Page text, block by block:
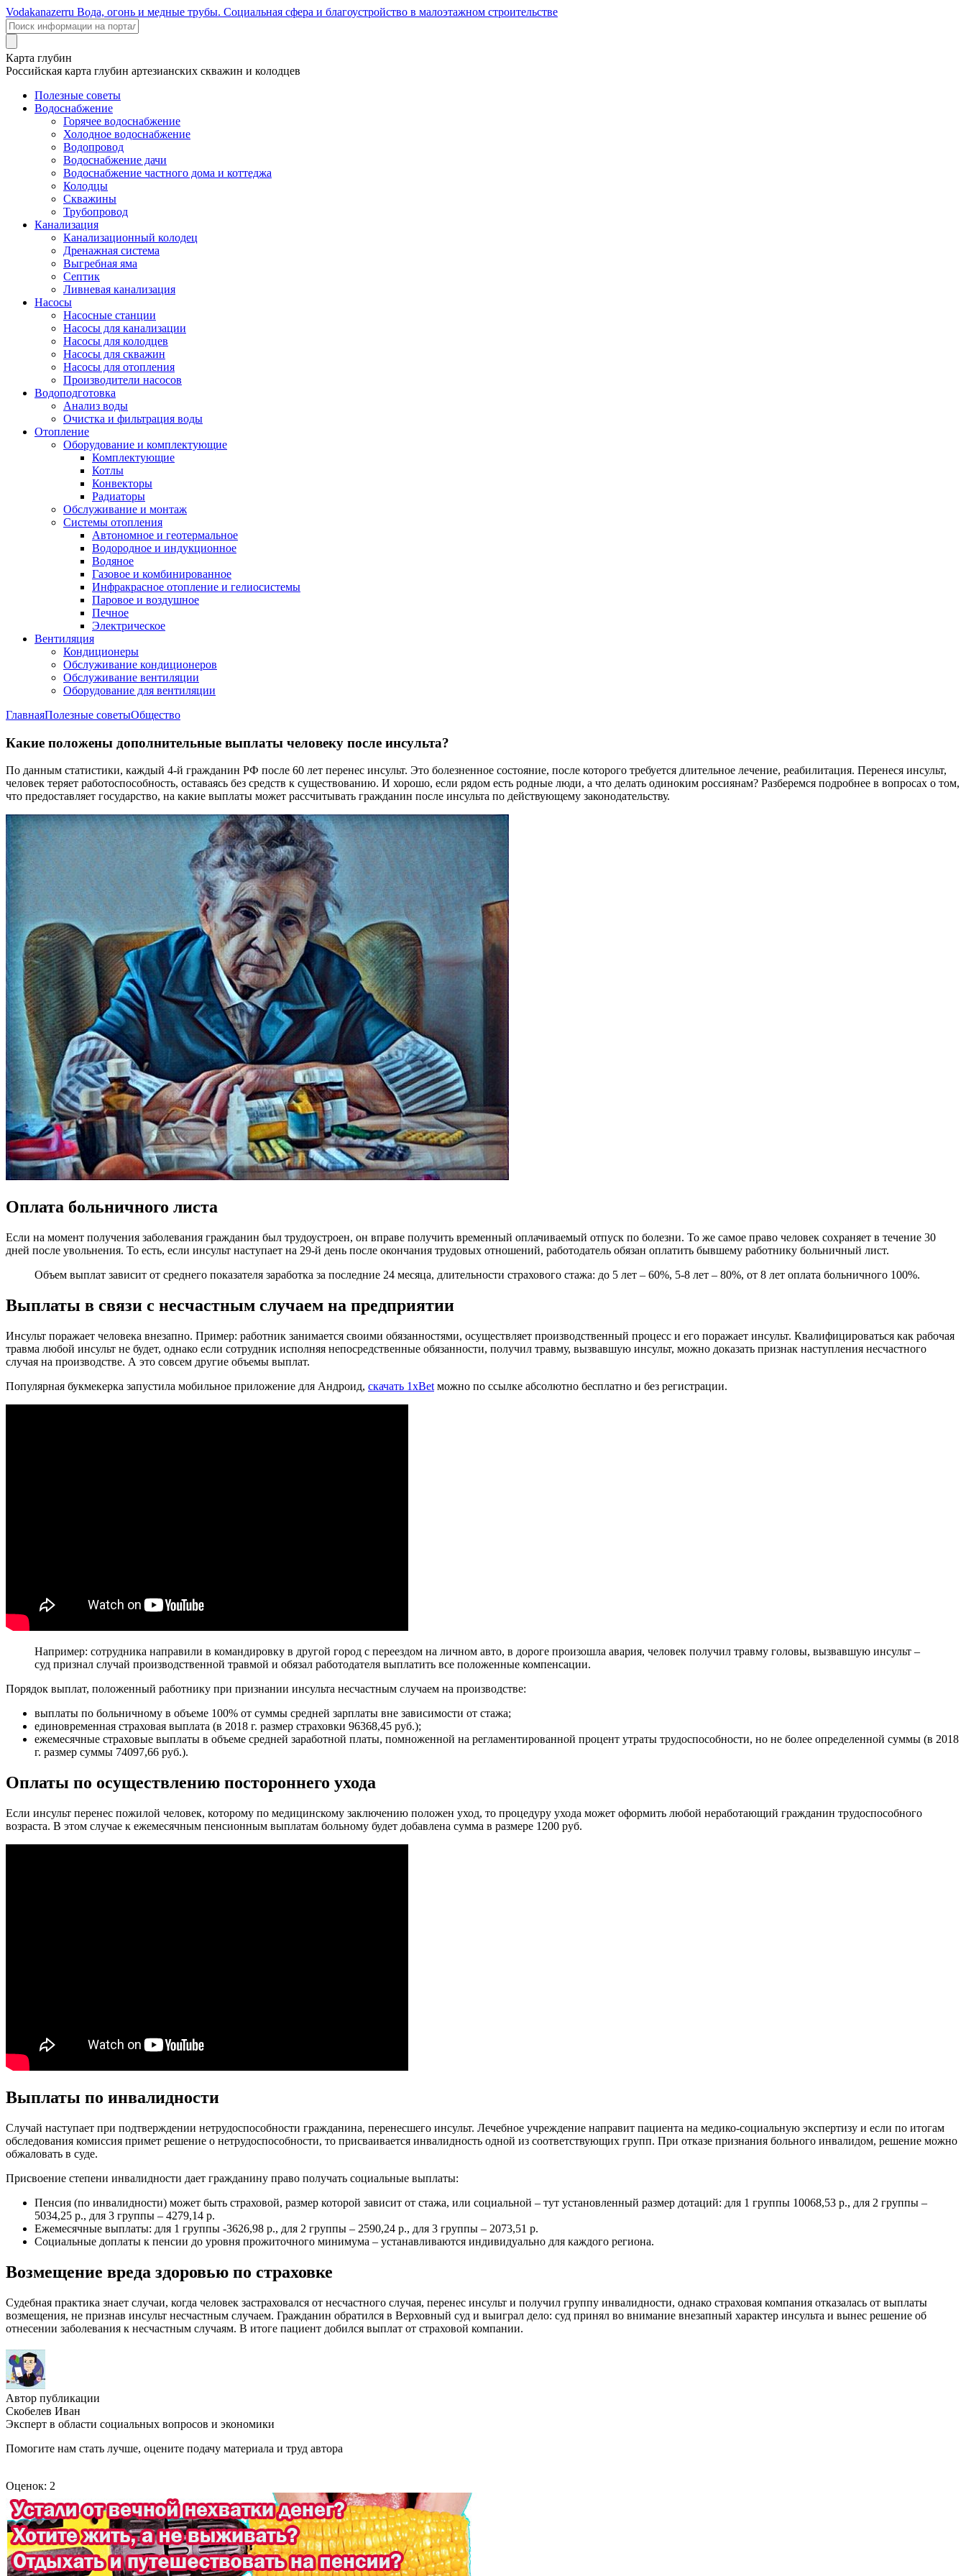
Vodakanazerru Вода, огонь и медные трубы. Социальная сфера и благоустройство в малоэтажном строительстве
Карта глубин
Российская карта глубин артезианских скважин и колодцев
Полезные советы
Водоснабжение
Горячее водоснабжение
Холодное водоснабжение
Водопровод
Водоснабжение дачи
Водоснабжение частного дома и коттеджа
Колодцы
Скважины
Трубопровод
Канализация
Канализационный колодец
Дренажная система
Выгребная яма
Септик
Ливневая канализация
Насосы
Насосные станции
Насосы для канализации
Насосы для колодцев
Насосы для скважин
Насосы для отопления
Производители насосов
Водоподготовка
Анализ воды
Очистка и фильтрация воды
Отопление
Оборудование и комплектующие
Комплектующие
Котлы
Конвекторы
Радиаторы
Обслуживание и монтаж
Системы отопления
Автономное и геотермальное
Водородное и индукционное
Водяное
Газовое и комбинированное
Инфракрасное отопление и гелиосистемы
Паровое и воздушное
Печное
Электрическое
Вентиляция
Кондиционеры
Обслуживание кондиционеров
Обслуживание вентиляции
Оборудование для вентиляции
ГлавнаяПолезные советыОбщество
Какие положены дополнительные выплаты человеку после инсульта?
По данным статистики, каждый 4-й гражданин РФ после 60 лет перенес инсульт. Это болезненное состояние, после которого требуется длительное лечение, реабилитация. Перенеся инсульт,
человек теряет работоспособность, оставаясь без средств к существованию. И хорошо, если рядом есть родные люди, а что делать одиноким россиянам? Разберемся подробнее в вопросах о том,
что предоставляет государство, на какие выплаты может рассчитывать гражданин после инсульта по действующему законодательству.
Оплата больничного листа
Если на момент получения заболевания гражданин был трудоустроен, он вправе получить временный оплачиваемый отпуск по болезни. То же самое право человек сохраняет в течение 30
дней после увольнения. То есть, если инсульт наступает на 29-й день после окончания трудовых отношений, работодатель обязан оплатить бывшему работнику больничный лист.
Объем выплат зависит от среднего показателя заработка за последние 24 месяца, длительности страхового стажа: до 5 лет – 60%, 5-8 лет – 80%, от 8 лет оплата больничного 100%.
Выплаты в связи с несчастным случаем на предприятии
Инсульт поражает человека внезапно. Пример: работник занимается своими обязанностями, осуществляет производственный процесс и его поражает инсульт. Квалифицироваться как рабочая
травма любой инсульт не будет, однако если сотрудник исполняя непосредственные обязанности, получил травму, вызвавшую инсульт, можно доказать признак наступления несчастного
случая на производстве. А это совсем другие объемы выплат.
Популярная букмекерка запустила мобильное приложение для Андроид, скачать 1xBet можно по ссылке абсолютно бесплатно и без регистрации.
Например: сотрудника направили в командировку в другой город с переездом на личном авто, в дороге произошла авария, человек получил травму головы, вызвавшую инсульт –
суд признал случай производственной травмой и обязал работодателя выплатить все положенные компенсации.
Порядок выплат, положенный работнику при признании инсульта несчастным случаем на производстве:
выплаты по больничному в объеме 100% от суммы средней зарплаты вне зависимости от стажа;
единовременная страховая выплата (в 2018 г. размер страховки 96368,45 руб.);
ежемесячные страховые выплаты в объеме средней заработной платы, помноженной на регламентированной процент утраты трудоспособности, но не более определенной суммы (в 2018
г. размер суммы 74097,66 руб.).
Оплаты по осуществлению постороннего ухода
Если инсульт перенес пожилой человек, которому по медицинскому заключению положен уход, то процедуру ухода может оформить любой неработающий гражданин трудоспособного
возраста. В этом случае к ежемесячным пенсионным выплатам больному будет добавлена сумма в размере 1200 руб.
Выплаты по инвалидности
Случай наступает при подтверждении нетрудоспособности гражданина, перенесшего инсульт. Лечебное учреждение направит пациента на медико-социальную экспертизу и если по итогам
обследования комиссия примет решение о нетрудоспособности, то присваивается инвалидность одной из соответствующих групп. При отказе признания больного инвалидом, решение можно
обжаловать в суде.
Присвоение степени инвалидности дает гражданину право получать социальные выплаты:
Пенсия (по инвалидности) может быть страховой, размер которой зависит от стажа, или социальной – тут установленный размер дотаций: для 1 группы 10068,53 р., для 2 группы –
5034,25 р., для 3 группы – 4279,14 р.
Ежемесячные выплаты: для 1 группы -3626,98 р., для 2 группы – 2590,24 р., для 3 группы – 2073,51 р.
Социальные доплаты к пенсии до уровня прожиточного минимума – устанавливаются индивидуально для каждого региона.
Возмещение вреда здоровью по страховке
Судебная практика знает случаи, когда человек застраховался от несчастного случая, перенес инсульт и получил группу инвалидности, однако страховая компания отказалась от выплаты
возмещения, не признав инсульт несчастным случаем. Гражданин обратился в Верховный суд и выиграл дело: суд принял во внимание внезапный характер инсульта и вынес решение об
отнесении заболевания к несчастным случаям. В итоге пациент добился выплат от страховой компании.
Автор публикации
Скобелев Иван
Эксперт в области социальных вопросов и экономики
Помогите нам стать лучше, оцените подачу материала и труд автора
Оценок: 2